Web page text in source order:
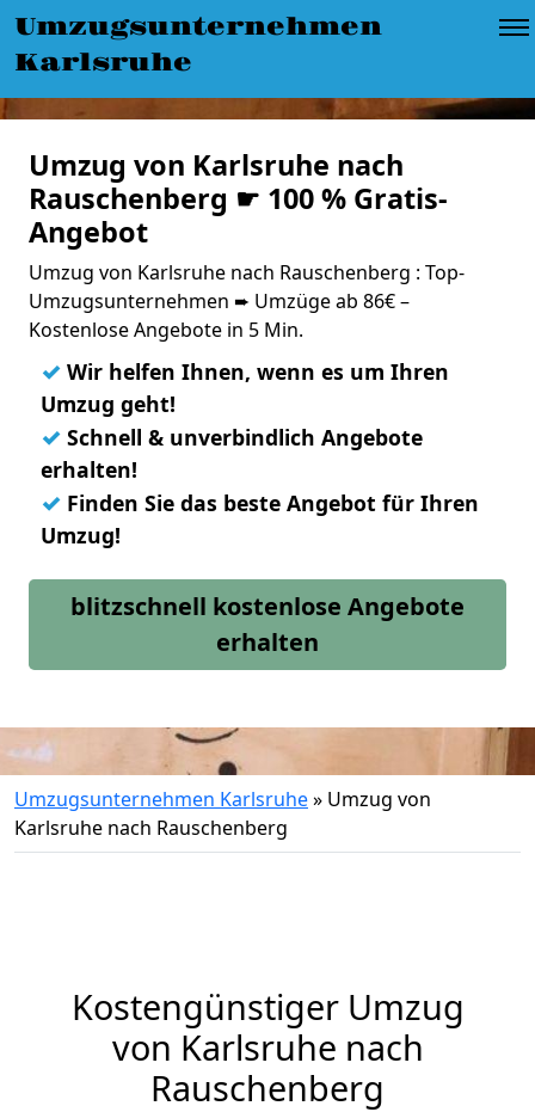
Umzugsunternehmen
Karlsruhe
Umzug von Karlsruhe nach
Rauschenberg ☛ 100 % Gratis-
Angebot
Umzug von Karlsruhe nach Rauschenberg : Top-
Umzugsunternehmen ➨ Umzüge ab 86€ –
Kostenlose Angebote in 5 Min.
✓ Wir helfen Ihnen, wenn es um Ihren
Umzug geht!
✓ Schnell & unverbindlich Angebote
erhalten!
✓ Finden Sie das beste Angebot für Ihren
Umzug!
blitzschnell kostenlose Angebote
erhalten
Umzugsunternehmen Karlsruhe» Umzug von
Karlsruhe nach Rauschenberg
Kostengünstiger Umzug
von Karlsruhe nach
Rauschenberg